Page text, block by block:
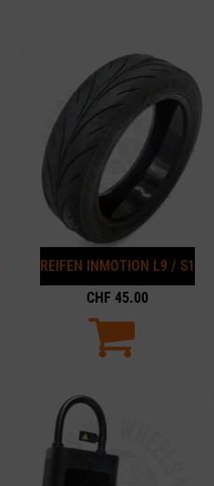
REIFEN INMOTION L9 / S1
CHF 45.00